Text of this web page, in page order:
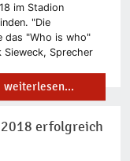
im Stadion
"Die
das "Who is who"
Sprecher
weiterlesen...
erfolgreich